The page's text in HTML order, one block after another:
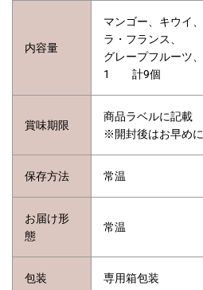
内容量
マンゴー、キウイ
ラ・フランス、
グレープフルーツ
1 計9個
賞味期限
商品ラベルに記載
※開封後はお早め
保存方法 常温
お届け形
態
常温
包装 専用箱包装